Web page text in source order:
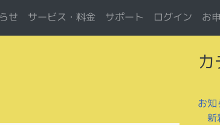
せ サービス・料金 サポート ログイン お
お知
新